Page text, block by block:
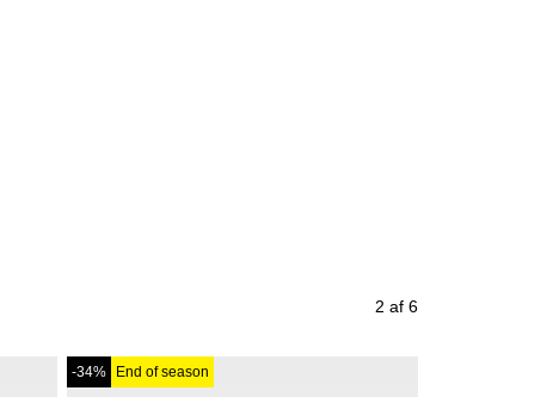
2 af 6
-34% End of season